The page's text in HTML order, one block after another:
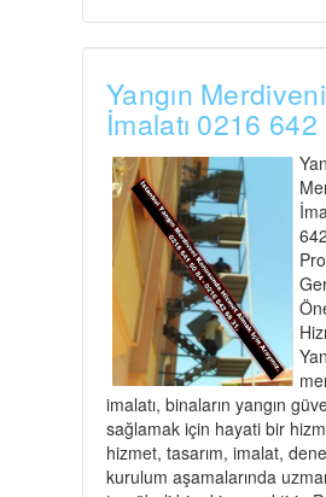
Yangın Merdiveni
İmalatı 0216
imalatı, binaların yangın
sağlamak için hayati bir
hizmet, tasarım, imalat,
kurulum aşamalarında